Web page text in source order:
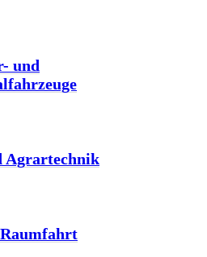
und
Agrartechnik